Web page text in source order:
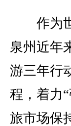
作为世
泉州近年
游三年行
程，着力
旅市场保